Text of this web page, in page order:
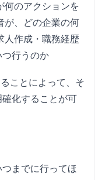
何のアクションを
が、どの企業の何
人作成・職務経歴
行うのか
ことによって、そ
化することが可
までに行ってほ